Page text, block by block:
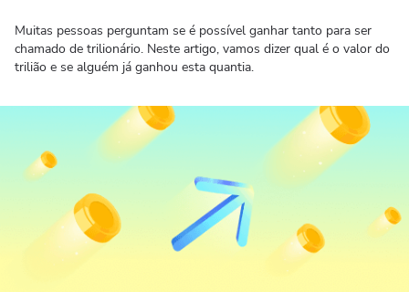
Muitas pessoas perguntam se é possível ganhar tanto para ser
chamado de trilionário. Neste artigo, vamos dizer qual é o valor do
trilião e se alguém já ganhou esta quantia.